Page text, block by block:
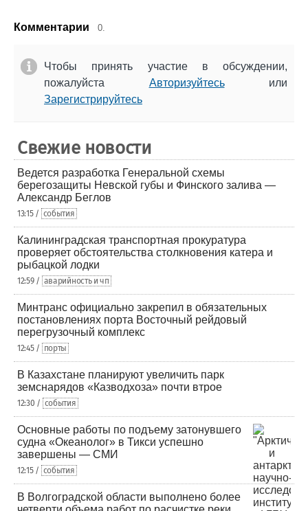
Комментарии 0.
Чтобы принять участие в обсуждении,
пожалуйста Авторизуйтесьили
Зарегистрируйтесь
Свежие новости
Ведется разработка Генеральной схемы
берегозащиты Невской губы и Финского залива —
Александр Беглов
13:15 / события
Калининградская транспортная прокуратура
проверяет обстоятельства столкновения катера и
рыбацкой лодки
12:59 / аварийность и чп
Минтранс официально закрепил в обязательных
постановлениях порта Восточный рейдовый
перегрузочный комплекс
12:45 / порты
В Казахстане планируют увеличить парк
земснарядов «Казводхоза» почти втрое
12:30 / события
Основные работы по подъему затонувшего
судна «Океанолог» в Тикси успешно
завершены — СМИ
12:15 / события
В Волгоградской области выполнено более